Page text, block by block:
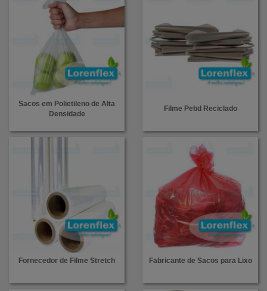
Sacos em Polietileno de Alta
Densidade
Filme Pebd Reciclado
Fornecedor de Filme Stretch Fabricante de Sacos para Lixo